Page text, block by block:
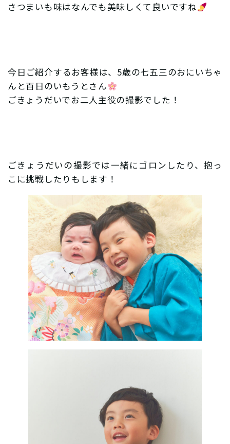
さつまいも味はなんでも美味しくて良いですね
今日ご紹介するお客様は、5歳の七五三のおにいちゃ
んと百日のいもうとさん
ごきょうだいでお二人主役の撮影でした！
ごきょうだいの撮影では一緒にゴロンしたり、抱っ
こに挑戦したりもします！